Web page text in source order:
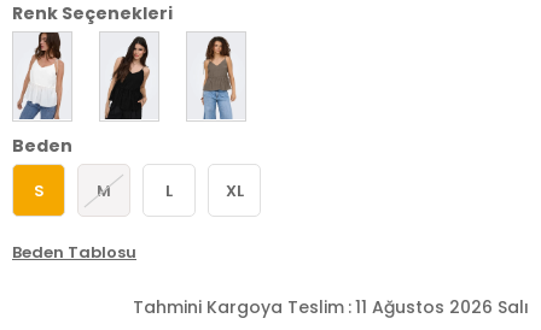
Renk Seçenekleri
Beden
S M L XL
Beden Tablosu
Tahmini Kargoya Teslim :11 Ağustos 2026 Salı